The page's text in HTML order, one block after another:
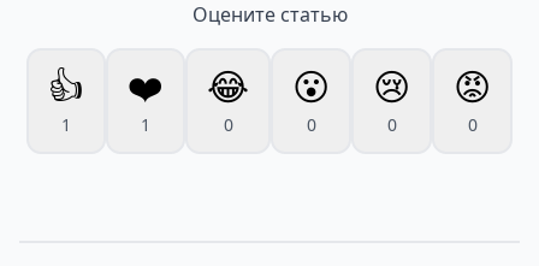
Оцените статью
👍
1
❤️
1
😂
0
😮
0
😢
0
😡
0